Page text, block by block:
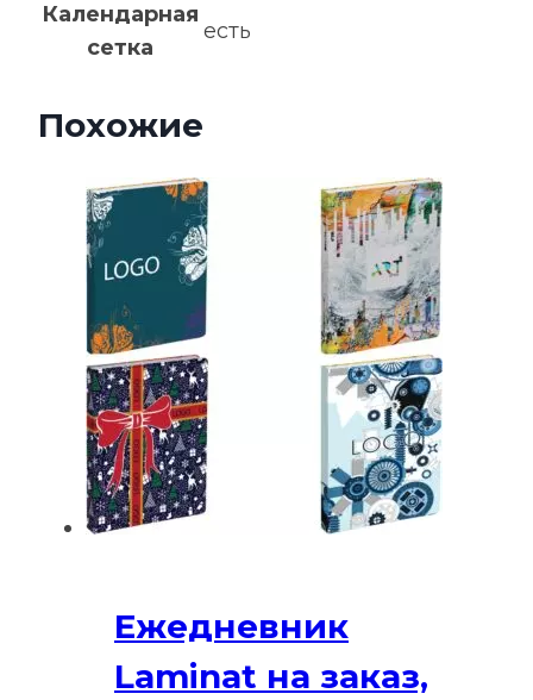
Календарная
сетка
есть
Похожие
Ежедневник
Laminat на заказ,